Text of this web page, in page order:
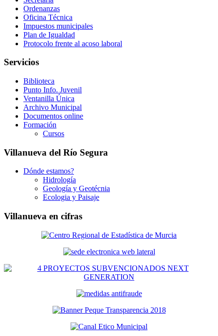
Ordenanzas
Oficina Técnica
Impuestos municipales
Plan de Igualdad
Protocolo frente al acoso laboral
Servicios
Biblioteca
Punto Info. Juvenil
Ventanilla Única
Archivo Municipal
Documentos online
Formación
Cursos
Villanueva del Río Segura
Dónde estamos?
Hidrología
Geología y Geotécnia
Ecologia y Paisaje
Villanueva en cifras